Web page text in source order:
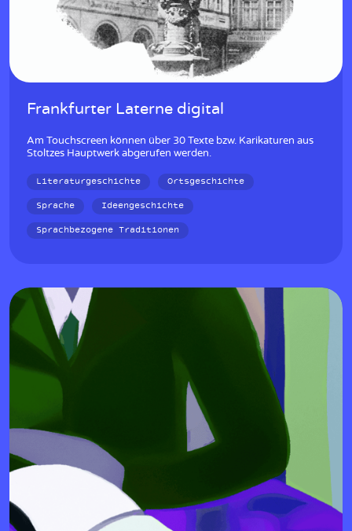
Frankfurter Laterne digital
Am Touchscreen können über 30 Texte bzw. Karikaturen aus
Stoltzes Hauptwerk abgerufen werden.
Literaturgeschichte
Ortsgeschichte
Sprache
Ideengeschichte
Sprachbezogene Traditionen